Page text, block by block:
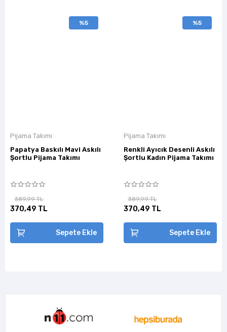
%5
Pijama Takımı
Papatya Baskılı Mavi Askılı
Şortlu Pijama Takımı
389,99 TL
370,49 TL
Sepete Ekle
%5
Pijama Takımı
Renkli Ayıcık Desenli Askılı
Şortlu Kadın Pijama Takımı
389,99 TL
370,49 TL
Sepete Ekle